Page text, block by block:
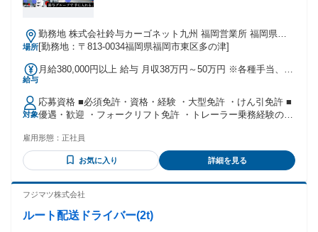
場所
勤務地 株式会社鈴与カーゴネット九州 福岡営業所 福岡県福
岡市東区多の津1-13-14 （車庫は福岡市東区蒲田 となりま
[勤務地：〒813-0034福岡県福岡市東区多の津]
給与
月給380,000円以上 給与 月収38万円～50万円 ※各種手当、業
す。 報酬・各種手当等 ■賞与・昇給 賞与年2回（7月・12月）
昇給あり（年1回） ■手当 通勤手当、家族手当、資格手当、役
職手当、荷役手当 など ※例. 家族手当 配偶者または扶養家
族…12,000円 子供…一人につき4,000円（3人まで） ■その他
について 研修期間につきましては、上記記載の給与とは異な
ります。 （研修終了後は、上記記載の給与へ移行しますので
ご安心ください。）
対象
応募資格 ■必須免許・資格・経験 ・大型免許 ・けん引免許 ■
優遇・歓迎 ・フォークリフト免許 ・トレーラー乗務経験のあ
雇用形態： 正社員
お気に入り 詳細を見る
フジマツ株式会社
ルート配送ドライバー(2t)